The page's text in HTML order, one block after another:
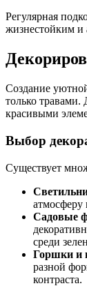
Регулярная
жизнестойким и
Создание
только
красивыми
Выбор
Существует
атмосферу
Садовые
среди
Горшки и
разной
контраста.